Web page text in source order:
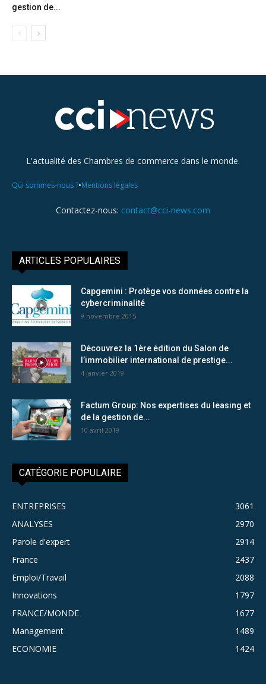
gestion de...
L'actualité des Chambres de commerce dans le monde.
Qui sommes-nous ?•Mentions légales
Contactez-nous: contact@cci-news.com
ARTICLES POPULAIRES
Capgemini : Protège vos données contre la
cybercriminalité
9 novembre 2015
Découvrez la 1ère édition du Salon de
l’immobilier international de prestige...
4 janvier 2019
Factum Group: Nos expertises du leasing et
de la gestion de...
10 avril 2019
CATÉGORIE POPULAIRE
ENTREPRISES
3061
ANALYSES
2970
Parole d'expert
2914
France
2437
Emploi/Travail
2088
Innovations
1797
FRANCE/MONDE
1677
Management
1489
ECONOMIE
1424